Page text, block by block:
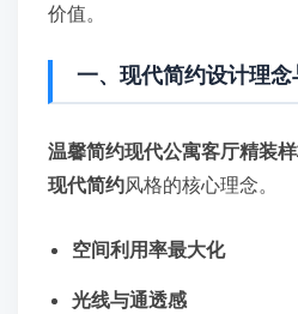
价值。
一、现代简约设计理
温馨简约现代公寓客厅精装
现代简约风格的核心理念。
空间利用率最大化
光线与通透感